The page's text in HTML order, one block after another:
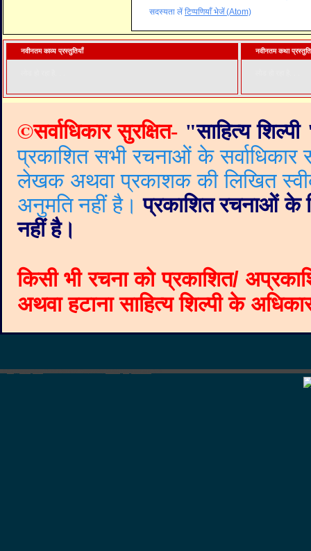
सदस्यता लें टिप्पणियाँ भेजें (Atom)
नवीनतम काव्य प्रस्तुतियाँ नवीनतम कथा
©सर्वाधिकार सुरक्षित- "साहित्य शिल्पी
प्रकाशित सभी रचनाओं के
लेखक अथवा प्रकाशक की लिखित
अनुमति नहीं है। प्रकाशित रचनाओं के
नहीं है।
किसी भी रचना को प्रकाशित/
अथवा हटाना साहित्य शिल्पी के